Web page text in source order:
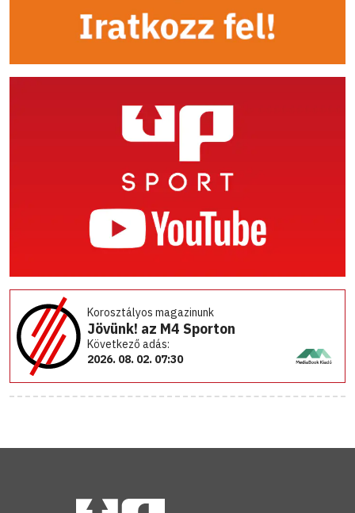
Korosztályos magazinunk
Jövünk! az M4 Sporton
Következő adás:
2026. 08. 02. 07:30